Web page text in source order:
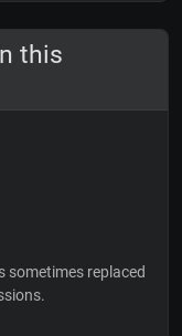
this
replaced